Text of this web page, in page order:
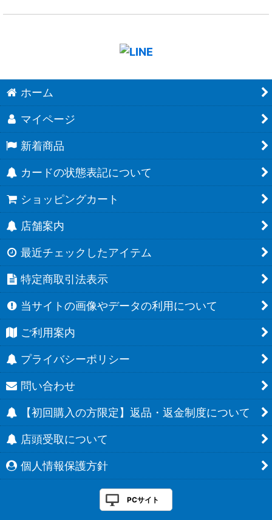
ホーム
マイページ
新着商品
カードの状態表記について
ショッピングカート
店舗案内
最近チェックしたアイテム
特定商取引法表示
当サイトの画像やデータの利用について
ご利用案内
プライバシーポリシー
問い合わせ
【初回購入の方限定】返品・返金制度について
店頭受取について
個人情報保護方針
PCサイト